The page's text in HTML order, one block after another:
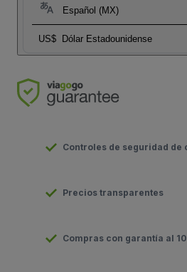
Español (MX)
US$ Dólar Estadounidense
Controles de seguridad de
Precios transparentes
Compras con garantía al